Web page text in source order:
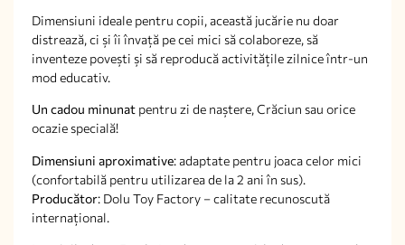
Dimensiuni ideale pentru copii, această jucărie nu doar
distrează, ci și îi învață pe cei mici să colaboreze, să
inventeze povești și să reproducă activitățile zilnice într-un
mod educativ.
Un cadou minunat pentru zi de naștere, Crăciun sau orice
ocazie specială!
Dimensiuni aproximative: adaptate pentru joaca celor mici
(confortabilă pentru utilizarea de la 2 ani în sus).
Producător: Dolu Toy Factory – calitate recunoscută
internațional.